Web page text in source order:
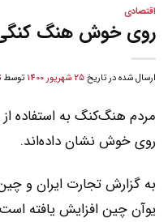
اقتصادی
روی خوش هنگ
ارسال شده در تاریخ25 شهریور 1400 توسط
مردم هنگ‌کنگ به استفاده
روی خوش نشان داده‌اند.
به گزارش تجارت ایران و
یوآن چین افزایش یافته